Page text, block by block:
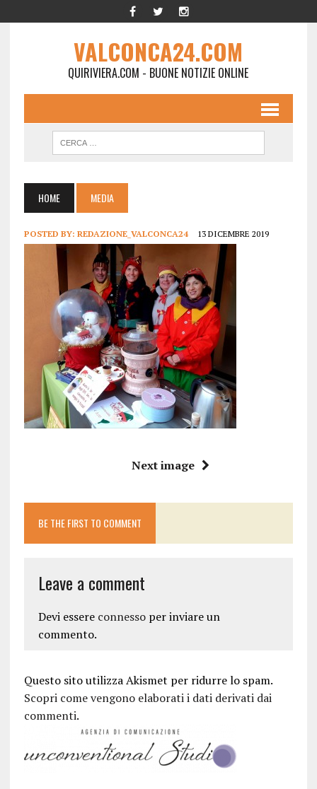
VALCONCA24.COM
QUIRIVIERA.COM - BUONE NOTIZIE ONLINE
HOME MEDIA
POSTED BY: REDAZIONE_VALCONCA24 13 DICEMBRE 2019
Next image
BE THE FIRST TO COMMENT
Leave a comment
Devi essere connessoper inviare un
commento.
Questo sito utilizza Akismet per ridurre lo spam.
Scopri come vengono elaborati i dati derivati dai
commenti.